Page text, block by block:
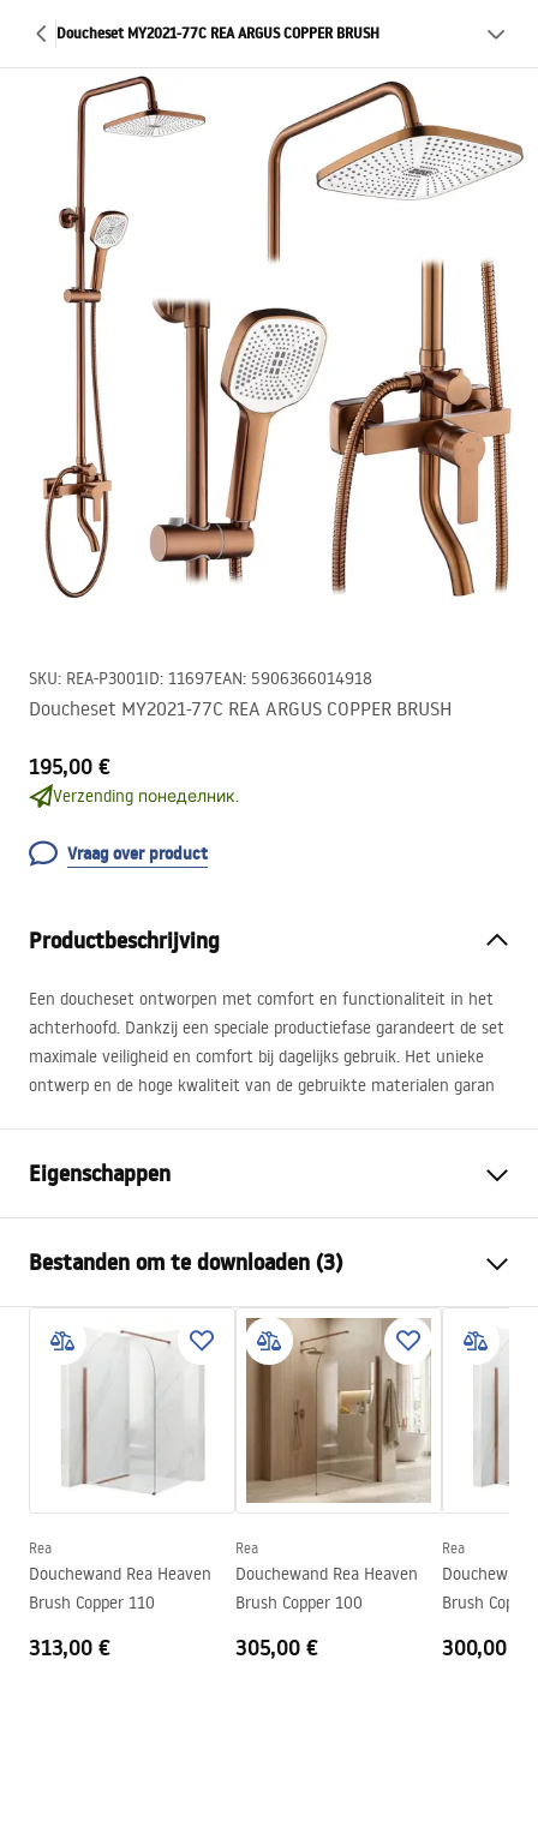
Doucheset MY2021-77C REA ARGUS COPPER BRUSH
SKU: REA-P3001ID: 11697EAN: 5906366014918
Doucheset MY2021-77C REA ARGUS COPPER BRUSH
195,00 €
Verzending понеделник.
Vraag over product
Productbeschrijving
Een doucheset ontworpen met comfort en functionaliteit in het
achterhoofd. Dankzij een speciale productiefase garandeert de set
maximale veiligheid en comfort bij dagelijks gebruik. Het unieke
ontwerp en de hoge kwaliteit van de gebruikte materialen garan
Eigenschappen
Materiaal
ABS
Kraan type
Ééngreeps
Montagewijze
Oppervlak
1440 mm
Ja, draaibaar
Ja
Anti-Calc Systeem
Coatingtechnologie
PVD
wateraansluitingen
Bestanden om te downloaden (3)
Veiligheidsinformatie
Safety_Information_Shower_set.pdf
Garantievoorwaarden
Warranty_Terms_and_Conditions_Faucets_-_5.pdf
Montage-instructies
Rea
Douchewand Rea Heaven
Brush Copper 110
313,00 €
Rea
Douchewand Rea Heaven
Brush Copper 100
305,00 €
Rea
Brush
300,00 €